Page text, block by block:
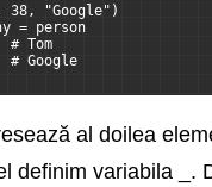
38, "Google")
= person
Tom
# Google
al doilea
definim variabila _.